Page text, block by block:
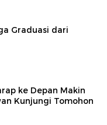
Graduasi dari
ke Depan Makin
Kunjungi Tomohon